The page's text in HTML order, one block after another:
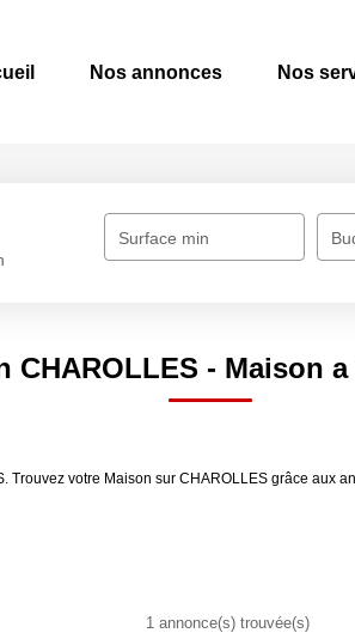
Nos annonces Nos
Surface min
CHAROLLES - Maison
votre Maison sur CHAROLLES grâce aux
1 annonce(s) trouvée(s)